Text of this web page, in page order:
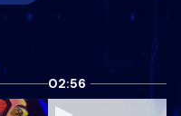
02:56